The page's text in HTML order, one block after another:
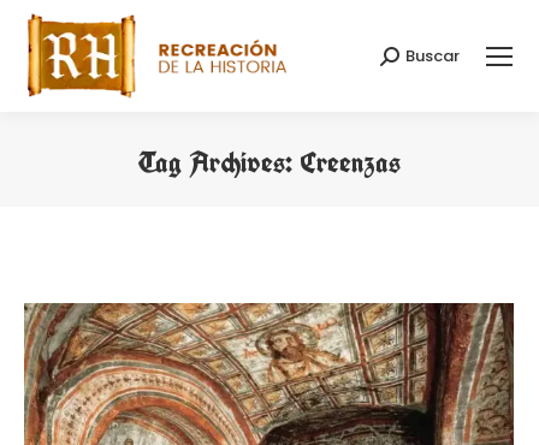
Search:
Buscar
Tag Archives: Creenzas